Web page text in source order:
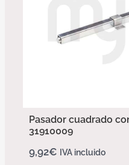
Pasador cuadrado
31910009
9,92€ IVA incluido